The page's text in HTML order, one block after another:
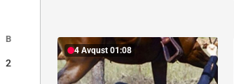
B
2
4 Avqust 01:08